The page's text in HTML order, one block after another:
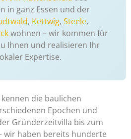
in ganz Essen und der
, Kettwig, Steele,
wohnen – wir kommen für
Ihnen und realisieren Ihr
Expertise.
die baulichen
Epochen und
Gründerzeitvilla bis zum
wir haben bereits hunderte